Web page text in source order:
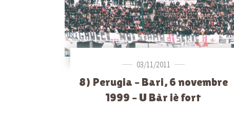
03/11/2011
8) Perugia – Bari, 6 novembre
1999 – U Bàr iè fort